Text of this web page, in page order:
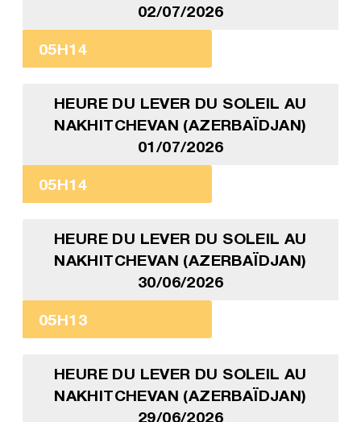
02/07/2026
05H14
HEURE DU LEVER DU SOLEIL AU
NAKHITCHEVAN (AZERBAÏDJAN)
01/07/2026
05H14
HEURE DU LEVER DU SOLEIL AU
NAKHITCHEVAN (AZERBAÏDJAN)
30/06/2026
05H13
HEURE DU LEVER DU SOLEIL AU
NAKHITCHEVAN (AZERBAÏDJAN)
29/06/2026